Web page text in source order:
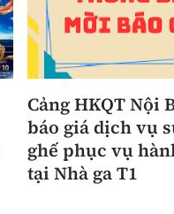
Cảng HKQT Nội
báo giá dịch vụ
ghế phục vụ
tại Nhà ga T1